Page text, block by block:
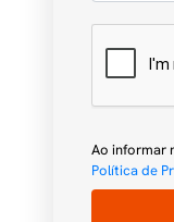
Ao informar
Política de